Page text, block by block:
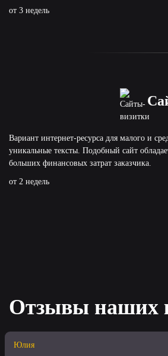
от 3 недель
Вариант интернет-ресурса для малого и
уникальные тексты. Подобный сайт
больших финансовых затрат заказчика.
от 2 недель
Отзывы наших
Юлия